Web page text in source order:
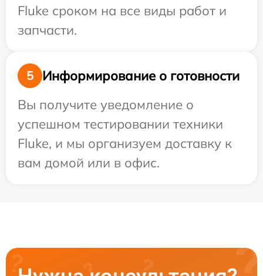
Fluke сроком на все виды работ и
запчасти.
5
Информирование о готовности
Вы получите уведомление о
успешном тестировании техники
Fluke, и мы организуем доставку к
вам домой или в офис.